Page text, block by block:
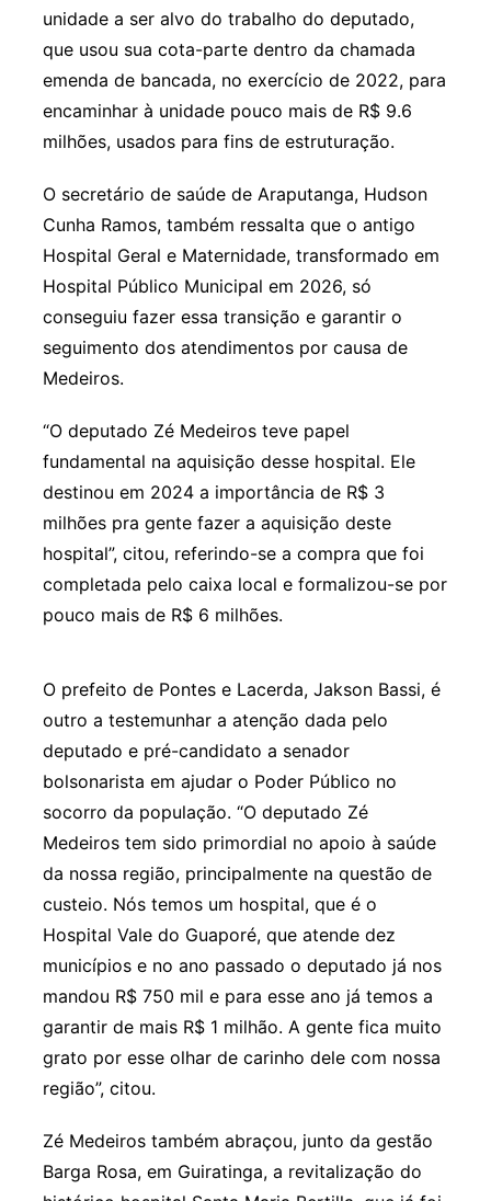
unidade a ser alvo do trabalho do deputado,
que usou sua cota-parte dentro da chamada
emenda de bancada, no exercício de 2022, para
encaminhar à unidade pouco mais de R$ 9.6
milhões, usados para fins de estruturação.
O secretário de saúde de Araputanga, Hudson
Cunha Ramos, também ressalta que o antigo
Hospital Geral e Maternidade, transformado em
Hospital Público Municipal em 2026, só
conseguiu fazer essa transição e garantir o
seguimento dos atendimentos por causa de
Medeiros.
“O deputado Zé Medeiros teve papel
fundamental na aquisição desse hospital. Ele
destinou em 2024 a importância de R$ 3
milhões pra gente fazer a aquisição deste
hospital”, citou, referindo-se a compra que foi
completada pelo caixa local e formalizou-se por
pouco mais de R$ 6 milhões.
O prefeito de Pontes e Lacerda, Jakson Bassi, é
outro a testemunhar a atenção dada pelo
deputado e pré-candidato a senador
bolsonarista em ajudar o Poder Público no
socorro da população. “O deputado Zé
Medeiros tem sido primordial no apoio à saúde
da nossa região, principalmente na questão de
custeio. Nós temos um hospital, que é o
Hospital Vale do Guaporé, que atende dez
municípios e no ano passado o deputado já nos
mandou R$ 750 mil e para esse ano já temos a
garantir de mais R$ 1 milhão. A gente fica muito
grato por esse olhar de carinho dele com nossa
região”, citou.
Zé Medeiros também abraçou, junto da gestão
Barga Rosa, em Guiratinga, a revitalização do